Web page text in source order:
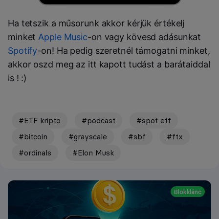
Ha tetszik a műsorunk akkor kérjük értékelj
minket Apple Music-on vagy kövesd adásunkat
Spotify-on! Ha pedig szeretnél támogatni minket,
akkor oszd meg az itt kapott tudást a barátaiddal
is ! :)
#ETF kripto #podcast
#spot etf
#bitcoin
#grayscale #sbf
#ftx
#ordinals
#Elon Musk
Blokklánc